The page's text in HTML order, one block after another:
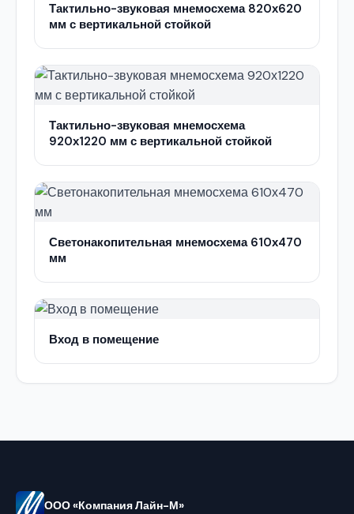
Тактильно-звуковая мнемосхема 820х620
мм с вертикальной стойкой
Тактильно-звуковая мнемосхема
920х1220 мм с вертикальной стойкой
Светонакопительная мнемосхема 610х470
мм
Вход в помещение
ООО «Компания Лайн-М»